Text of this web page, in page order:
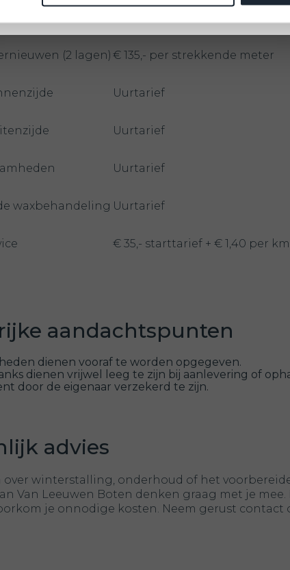
(2 lagen) € 135,- per strekkende meter
Uurtarief
Uurtarief
Uurtarief
waxbehandeling Uurtarief
€ 35,- starttarief + € 1,40 per km
aandachtspunten
dienen vooraf te worden opgegeven.
dienen vrijwel leeg te zijn bij aanlevering of
door de eigenaar verzekerd te zijn.
advies
over winterstalling, onderhoud of het
Van Leeuwen Boten denken graag met je
je onnodige kosten. Neem gerust contact